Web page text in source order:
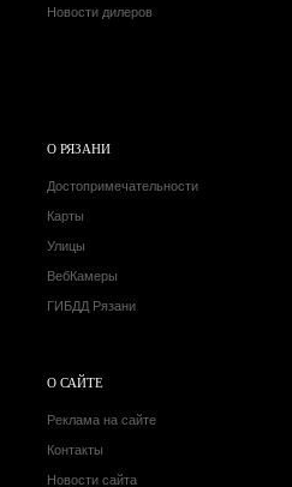
Новости дилеров
О РЯЗАНИ
Достопримечательности
Карты
Улицы
ВебКамеры
ГИБДД Рязани
О САЙТЕ
Реклама на сайте
Контакты
Новости сайта